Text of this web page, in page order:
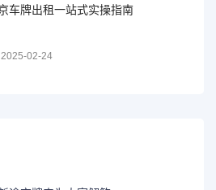
车牌出租一站式实操指南
2025-02-24